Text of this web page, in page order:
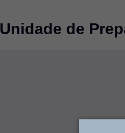
Unidade de